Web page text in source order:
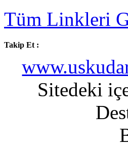
Tüm Linkleri
Takip Et :
Sitedeki